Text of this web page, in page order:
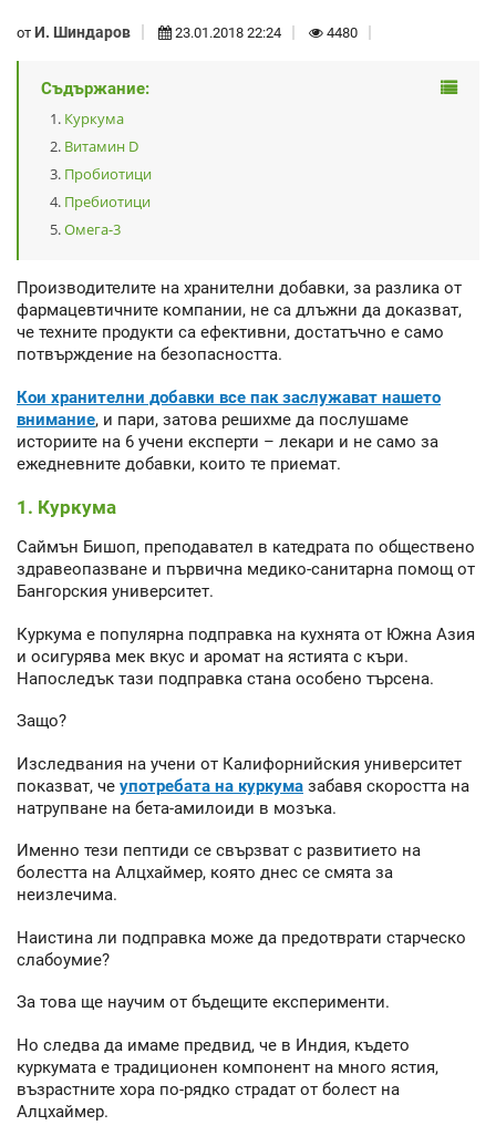
от И. Шиндаров 23.01.2018 22:24 4480
Съдържание:
Куркума
Витамин D
Пробиотици
Пребиотици
Омега-3
Производителите на хранителни добавки, за разлика от
фармацевтичните компании, не са длъжни да доказват,
че техните продукти са ефективни, достатъчно е само
потвърждение на безопасността.
Кои хранителни добавки все пак заслужават нашето
внимание, и пари, затова решихме да послушаме
историите на 6 учени експерти – лекари и не само за
ежедневните добавки, които те приемат.
1. Куркума
Саймън Бишоп, преподавател в катедрата по обществено
здравеопазване и първична медико-санитарна помощ от
Бангорския университет.
Куркума е популярна подправка на кухнята от Южна Азия
и осигурява мек вкус и аромат на ястията с къри.
Напоследък тази подправка стана особено търсена.
Защо?
Изследвания на учени от Калифорнийския университет
показват, че употребата на куркума забавя скоростта на
натрупване на бета-амилоиди в мозъка.
Именно тези пептиди се свързват с развитието на
болестта на Алцхаймер, която днес се смята за
неизлечима.
Наистина ли подправка може да предотврати старческо
слабоумие?
За това ще научим от бъдещите експерименти.
Но следва да имаме предвид, че в Индия, където
куркумата е традиционен компонент на много ястия,
възрастните хора по-рядко страдат от болест на
Алцхаймер.